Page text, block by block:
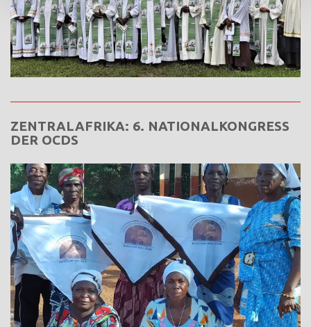
ZENTRALAFRIKA: 6. NATIONALKONGRESS
DER OCDS